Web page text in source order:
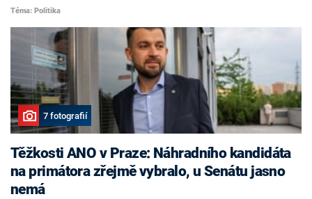
Téma: Politika
7 fotografií
Těžkosti ANO v Praze: Náhradního kandidáta
na primátora zřejmě vybralo, u Senátu jasno
nemá